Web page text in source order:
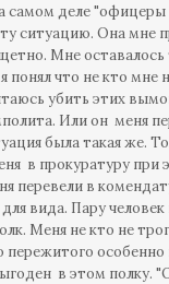
самом деле
ситуацию. Она мне
Мне оставалось
понял что не кто
убить этих
Или он меня
была такая же.
в прокуратуру при
перевели в
вида. Пару человек
Меня не кто не
пережитого
в этом полку.